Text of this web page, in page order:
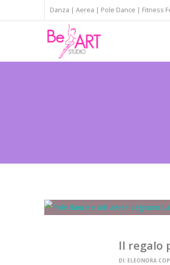
Danza | Aerea | Pole Dance | Fitness
Il regalo
DI: ELEONORA